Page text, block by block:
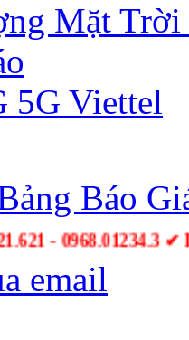
Mặt
5G Viettel
Báo
- 0968.01234.3
email